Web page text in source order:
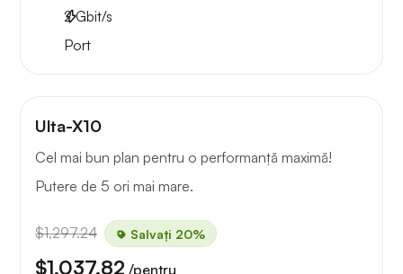
2Gbit/s
Port
Ulta-X10
Cel mai bun plan pentru o performanță maximă!
Putere de 5 ori mai mare.
$1,297.24 Salvați 20%
$1,037.82 /pentru